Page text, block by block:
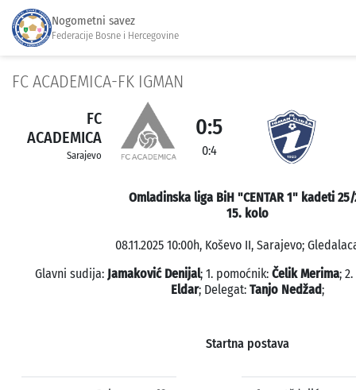
Nogometni savez
Federacije Bosne i Hercegovine
FC ACADEMICA-FK IGMAN
FC
ACADEMICA
Sarajevo
0:5
0:4
Omladinska liga BiH "CENTAR 1" kadeti 25/
15. kolo
08.11.2025 10:00h, Koševo II, Sarajevo;
Glavni sudija: Jamaković Denijal; 1. pomoćnik: Čelik Merima;
Eldar; Delegat: Tanjo Nedžad;
Startna postava